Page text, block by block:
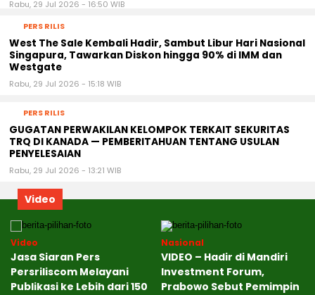
Rabu, 29 Jul 2026 - 16:50 WIB
PERS RILIS
West The Sale Kembali Hadir, Sambut Libur Hari Nasional
Singapura, Tawarkan Diskon hingga 90% di IMM dan
Westgate
Rabu, 29 Jul 2026 - 15:18 WIB
PERS RILIS
GUGATAN PERWAKILAN KELOMPOK TERKAIT SEKURITAS
TRQ DI KANADA — PEMBERITAHUAN TENTANG USULAN
PENYELESAIAN
Rabu, 29 Jul 2026 - 13:21 WIB
Video
Video
Jasa Siaran Pers
Persriliscom Melayani
Publikasi ke Lebih dari 150
Nasional
VIDEO – Hadir di Mandiri
Investment Forum,
Prabowo Sebut Pemimpin